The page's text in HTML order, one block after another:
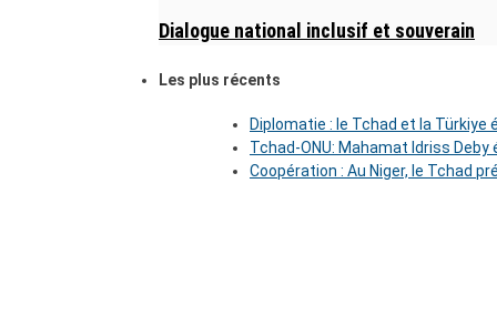
Dialogue national inclusif et souverain
Les plus récents
Diplomatie : le Tchad et la
Tchad-ONU: Mahamat Idriss Deby
Coopération : Au Niger, le Tchad